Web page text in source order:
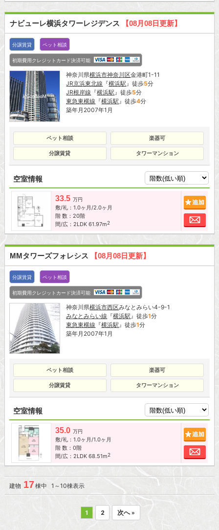
ナビューレ横浜タワーレジデンス 【08月08日更新】
分譲賃貸 ペット相談
初期費用クレジットカード決済可能
神奈川県横浜市神奈川区金港町1-11
JR京浜東北線 『横浜駅 』徒歩5分
JR根岸線 『横浜駅 』徒歩5分
東急東横線 『横浜駅 』徒歩4分
築年月2007年1月
ペット相談 楽器可
分譲賃貸 タワーマンション
空室情報
33.5 万円
敷/礼：1.0ヶ月/2.0ヶ月
階 数：20階
間/広：2LDK 61.97m2
お
MMタワーズフォレシス 【08月08日更新】
分譲賃貸 ペット相談
初期費用クレジットカード決済可能
神奈川県横浜市西区みなとみらい4-9-1
みなとみらい線 『横浜駅 』徒歩1分
東急東横線 『横浜駅 』徒歩1分
築年月2007年1月
ペット相談 楽器可
分譲賃貸 タワーマンション
空室情報
35.0 万円
敷/礼：1.0ヶ月/1.0ヶ月
階 数：0階
間/広：2LDK 68.51m2
お
建物 17棟中 1～10棟表示
1 2 次へ »